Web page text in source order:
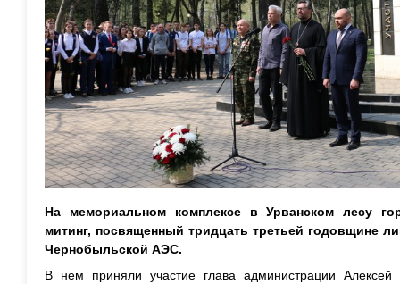
На мемориальном комплексе в Урванском лесу
митинг, посвященный тридцать третьей годовщине
Чернобыльской АЭС.
В нем приняли участие глава администрации